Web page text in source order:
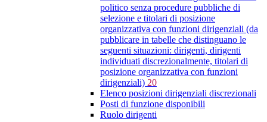
politico senza procedure pubbliche di
selezione e titolari di posizione
organizzativa con funzioni dirigenziali (da
pubblicare in tabelle che distinguano le
seguenti situazioni: dirigenti, dirigenti
individuati discrezionalmente, titolari di
posizione organizzativa con funzioni
dirigenziali) 20
Elenco posizioni dirigenziali discrezionali
Posti di funzione disponibili
Ruolo dirigenti